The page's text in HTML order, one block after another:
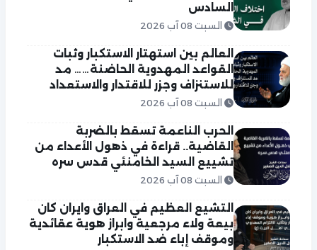
السادس
السبت 08 آب 2026
العالم بين استهتار الاستكبار وثبات
القواعد المهدوية الحاضنة…… مد
للاستنزاف وجزر للاقتدار والاستعداد
السبت 08 آب 2026
الحرب الناعمة تسقط بالضربة
القاضية.. قراءة في ذهول الأعداء من
تشييع السيد الخامنئي قدس سره
السبت 08 آب 2026
التشيع العظيم في العراق وايران كان
بيعة ولاء مرجعية وابراز هوية عقائدية
وموقف إباء ضد الاستكبار